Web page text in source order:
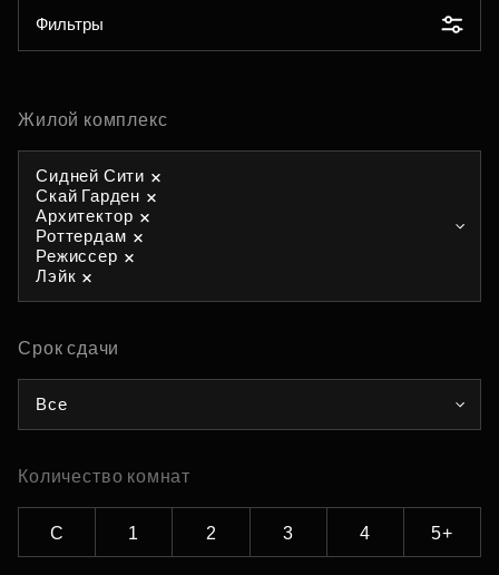
Фильтры
Жилой комплекс
Сидней Сити
Скай Гарден
Архитектор
Роттердам
Режиссер
Лэйк
Срок сдачи
Все
Количество комнат
С 1 2 3 4 5+